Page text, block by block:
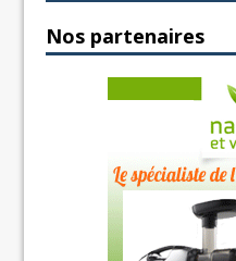
Nos partenaires